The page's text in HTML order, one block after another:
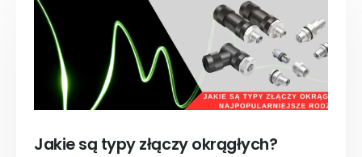
Jakie są typy złączy okrągłych?